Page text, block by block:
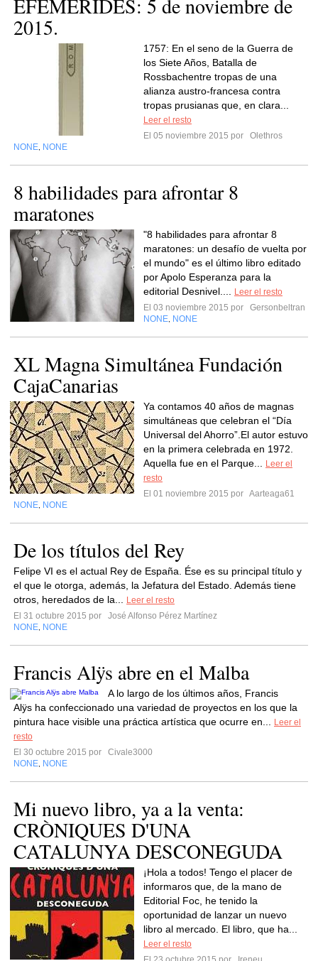
EFEMÉRIDES: 5 de noviembre de
2015.
1757: En el seno de la Guerra de
los Siete Años, Batalla de
Rossbachentre tropas de una
alianza austro-francesa contra
tropas prusianas que, en clara...
Leer el resto
El 05 noviembre 2015 por
Olethros
NONE NONE
8 habilidades para afrontar 8
maratones
"8 habilidades para afrontar 8
maratones: un desafío de vuelta por
el mundo" es el último libro editado
por Apolo Esperanza para la
editorial Desnivel....
Leer el resto
El 03 noviembre 2015 por
Gersonbeltran
NONE NONE
XL Magna Simultánea Fundación
CajaCanarias
Ya contamos 40 años de magnas
simultáneas que celebran el “Día
Universal del Ahorro”.El autor estuvo
en la primera celebrada en 1972.
Aquella fue en el Parque...
Leer el
resto
El 01 noviembre 2015 por Aarteaga61
NONE NONE
De los títulos del Rey
Felipe VI es el actual Rey de España. Ése es su principal título y
el que le otorga, además, la Jefatura del Estado. Además tiene
otros, heredados de la...
Leer el resto
El 31 octubre 2015 por
José Alfonso Pérez Martínez
NONE NONE
Francis Alÿs abre en el Malba
A lo largo de los últimos años, Francis
Alÿs ha confeccionado una variedad de proyectos en los que la
pintura hace visible una práctica artística que ocurre en...
Leer el
resto
El 30 octubre 2015 por
Civale3000
NONE NONE
Mi nuevo libro, ya a la venta:
CRÒNIQUES D'UNA
CATALUNYA DESCONEGUDA
¡Hola a todos! Tengo el placer de
informaros que, de la mano de
Editorial Foc, he tenido la
oportunidad de lanzar un nuevo
libro al mercado. El libro, que ha...
Leer el resto